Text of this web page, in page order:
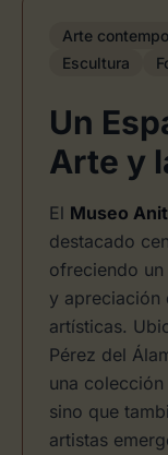
Arte
Escultura
Un
Arte y
El Museo
destacado
ofreciendo
y apreciación
artísticas.
Pérez del
una
sino que
artistas